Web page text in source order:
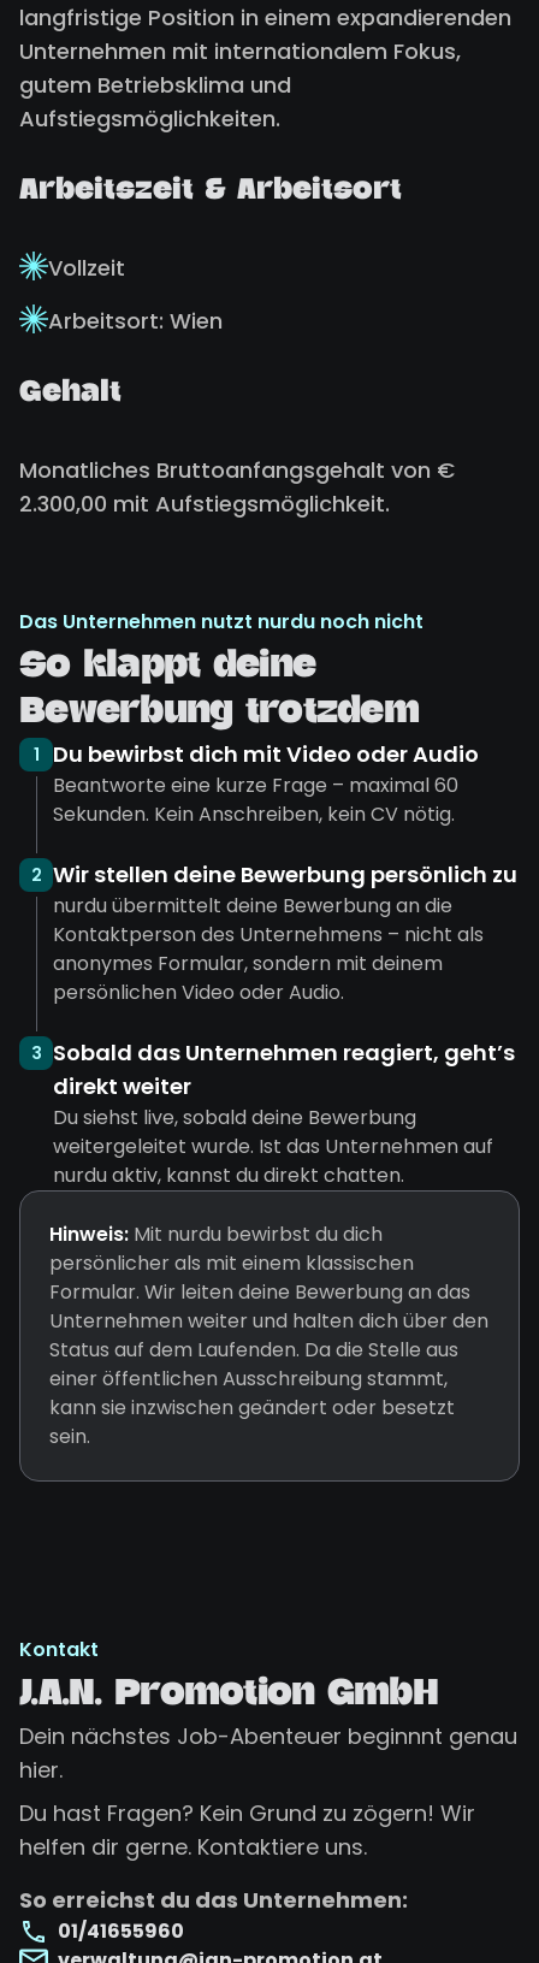
langfristige Position in einem expandierenden
Unternehmen mit internationalem Fokus,
gutem Betriebsklima und
Aufstiegsmöglichkeiten.
Arbeitszeit & Arbeitsort
Vollzeit
Arbeitsort: Wien
Gehalt
Monatliches Bruttoanfangsgehalt von €
2.300,00 mit Aufstiegsmöglichkeit.
Das Unternehmen nutzt nurdu noch nicht
So klappt deine
Bewerbung trotzdem
1 Du bewirbst dich mit Video oder Audio
Beantworte eine kurze Frage – maximal 60
Sekunden. Kein Anschreiben, kein CV nötig.
2 Wir stellen deine Bewerbung persönlich zu
nurdu übermittelt deine Bewerbung an die
Kontaktperson des Unternehmens – nicht als
anonymes Formular, sondern mit deinem
persönlichen Video oder Audio.
3 Sobald das Unternehmen reagiert, geht’s
direkt weiter
Du siehst live, sobald deine Bewerbung
weitergeleitet wurde. Ist das Unternehmen auf
nurdu aktiv, kannst du direkt chatten.
Hinweis: Mit nurdu bewirbst du dich
persönlicher als mit einem klassischen
Formular. Wir leiten deine Bewerbung an das
Unternehmen weiter und halten dich über den
Status auf dem Laufenden. Da die Stelle aus
einer öffentlichen Ausschreibung stammt,
kann sie inzwischen geändert oder besetzt
sein.
Kontakt
J.A.N. Promotion GmbH
Dein nächstes Job-Abenteuer beginnnt genau
hier.
Du hast Fragen? Kein Grund zu zögern! Wir
helfen dir gerne. Kontaktiere uns.
So erreichst du das Unternehmen:
01/41655960